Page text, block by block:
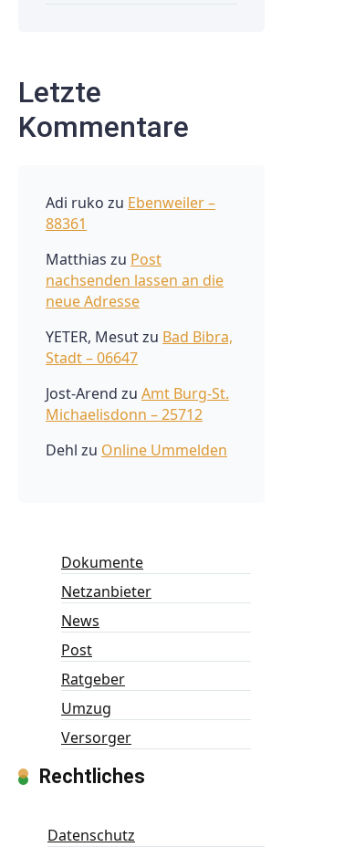
Letzte
Kommentare
Adi ruko zu Ebenweiler –
88361
Matthias zu Post
nachsenden lassen an die
neue Adresse
YETER, Mesutzu Bad Bibra,
Stadt – 06647
Jost-Arend zu Amt Burg-St.
Michaelisdonn – 25712
Dehl zu Online Ummelden
Dokumente
Netzanbieter
News
Post
Ratgeber
Umzug
Versorger
Rechtliches
Datenschutz